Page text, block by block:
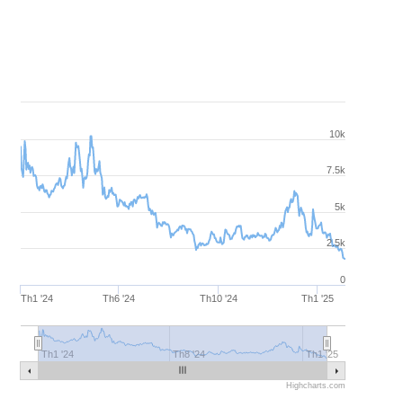
Th1 '24 Th6 '24 Th10 '24 Th1 '25
Th1 '24 Th8 '24 Th1 '25
0
10k
2.5k
5k
7.5k
Highcharts.com